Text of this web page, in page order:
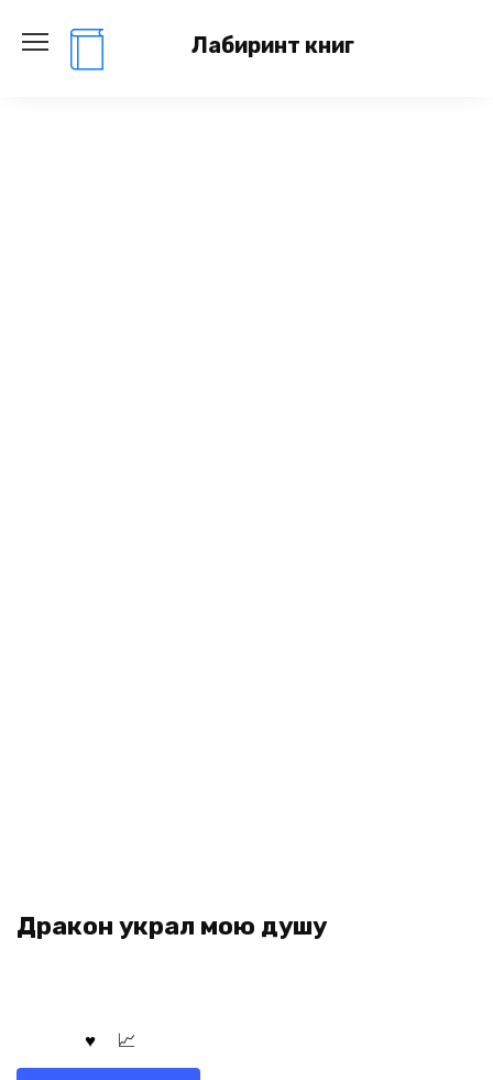
содержанию
Лабиринт книг
Дракон украл мою душу